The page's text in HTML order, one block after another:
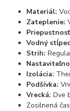
Materiál:
Zateplenie:
Vodný
Strih:
Izolácia:
Podšívka:
Vrecká: Dve
Zosilnená